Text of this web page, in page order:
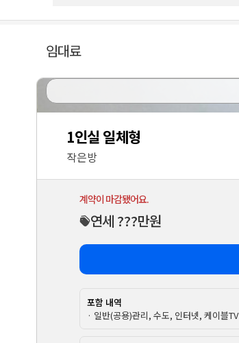
임대료
1인실 일체형
작은방
계약이 마감됐어요.
연세 ???만원
포함 내역
· 일반(공용)관리, 수도, 인터넷, 케이블TV